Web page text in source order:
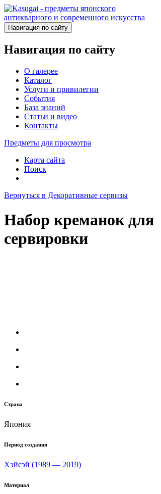
Навигация по сайту
Навигация по сайту
О галерее
Каталог
Услуги и привилегии
События
База знаний
Статьи и видео
Контакты
Предметы для просмотра
Карта сайта
Поиск
Вернуться в Декоративные сервизы
Набор креманок для
сервировки
Страна
Япония
Период создания
Хэйсэй (1989 — 2019)
Материал